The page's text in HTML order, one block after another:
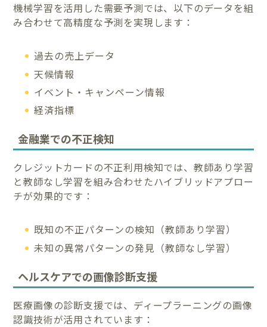
機械学習を活用した需要予測では、以下のデータを組
み合わせて高精度な予測を実現します：
過去の売上データ
天候情報
イベント・キャンペーン情報
経済指標
金融業での不正検知
クレジットカードの不正利用検知では、教師あり学習
と教師なし学習を組み合わせたハイブリッドアプロー
チが効果的です：
既知の不正パターンの検知（教師あり学習）
未知の異常パターンの発見（教師なし学習）
ヘルスケアでの画像診断支援
医療画像の診断支援では、ディープラーニングの画像
認識技術が活用されています：